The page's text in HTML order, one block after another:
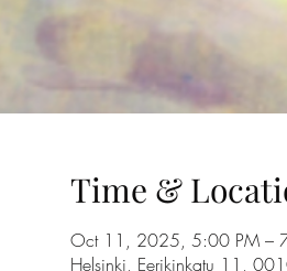
Time &
Oct 11, 2025, 5:00 PM –
Helsinki, Eerikinkatu 11,